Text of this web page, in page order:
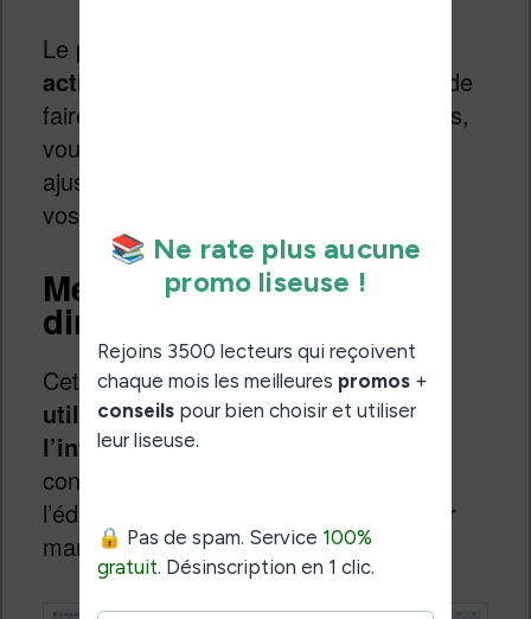
Le plus simple est de commencer par
activer le traitement heuristique
, et de
faire un essai. Si cela ne fonctionne pas,
vous pourrez essayer à nouveau et
ajuster les options qui correspondent à
vos problèmes.
Méthode 3 : l’édition
directe du fichier EPUB
Cette dernière méthode s’adresseaux
utilisateurs les plus à l’aise avec
l’informatique et la technique
consiste à ouvrir le fichier EPUB dans
l’éditeur intégré de Calibre et à modifier
manuellement son contenu.